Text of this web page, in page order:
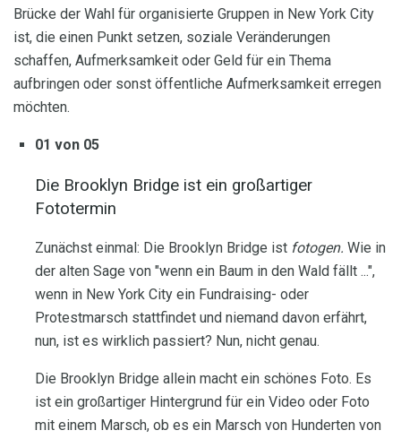
Brücke der Wahl für organisierte Gruppen in New York City
ist, die einen Punkt setzen, soziale Veränderungen
schaffen, Aufmerksamkeit oder Geld für ein Thema
aufbringen oder sonst öffentliche Aufmerksamkeit erregen
möchten.
01 von 05
Die Brooklyn Bridge ist ein großartiger
Fototermin
Zunächst einmal: Die Brooklyn Bridge ist fotogen. Wie in
der alten Sage von "wenn ein Baum in den Wald fällt ...",
wenn in New York City ein Fundraising- oder
Protestmarsch stattfindet und niemand davon erfährt,
nun, ist es wirklich passiert? Nun, nicht genau.
Die Brooklyn Bridge allein macht ein schönes Foto. Es
ist ein großartiger Hintergrund für ein Video oder Foto
mit einem Marsch, ob es ein Marsch von Hunderten von